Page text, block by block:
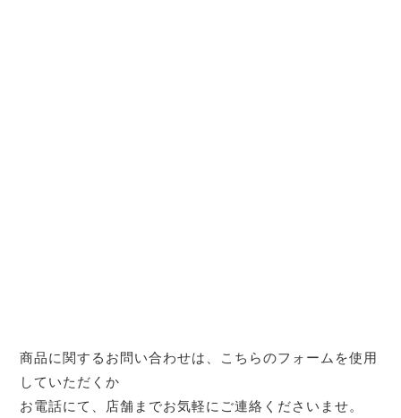
商品に関するお問い合わせは、こちらのフォームを使用
していただくか
お電話にて、店舗までお気軽にご連絡くださいませ。